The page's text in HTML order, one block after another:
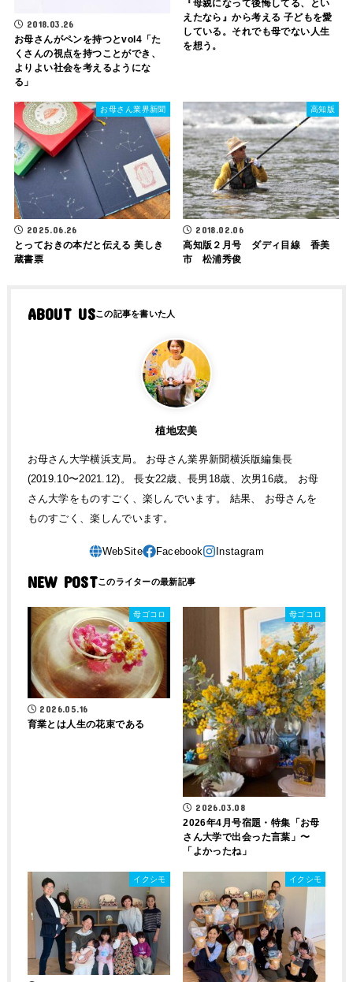
2018.03.26
お母さんがペンを持つとvol4「た
くさんの視点を持つことができ、
よりよい社会を考えるようにな
る」
『母親になって後悔してる、とい
えたなら』から考える 子どもを愛
している。それでも母でない人生
を想う。
お母さん業界新聞
2025.06.26
とっておきの本だと伝える 美しき
蔵書票
高知版
2018.02.06
高知版２月号 ダディ目線 香美
市 松浦秀俊
ABOUT US
植地宏美
お母さん大学横浜支局。 お母さん業界新聞横浜版編集長
(2019.10〜2021.12)。 長女22歳、長男18歳、次男16歳。 お母
さん大学をものすごく、楽しんでいます。 結果、 お母さんを
ものすごく、楽しんでいます。
NEW POST
母ゴコロ
2026.05.16
育業とは人生の花束である
母ゴコロ
2026.03.08
2026年4月号宿題・特集「お母
さん大学で出会った言葉」〜
「よかったね」
イクシモ イクシモ